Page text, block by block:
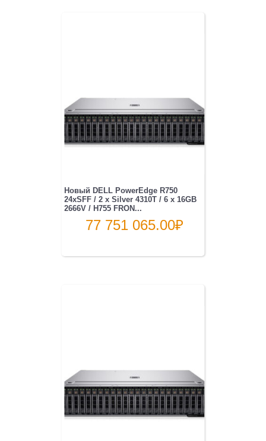
Новый DELL PowerEdge R750
24xSFF / 2 x Silver 4310T / 6 x 16GB
2666V / H755 FRON...
77 751 065.00₽